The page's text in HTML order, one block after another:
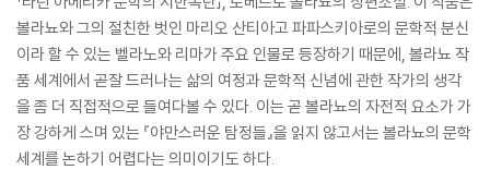
볼라뇨와 그의 절친한 벗인 마리오 산티아고 파파스키아로의 문학적 분신
이라 할 수 있는 벨라노와 리마가 주요 인물로 등장하기 때문에, 볼라뇨 작
품 세계에서 곧잘 드러나는 삶의 여정과 문학적 신념에 관한 작가의 생각
을 좀 더 직접적으로 들여다볼 수 있다. 이는 곧 볼라뇨의 자전적 요소가 가
장 강하게 스며 있는 『야만스러운 탐정들』을 읽지 않고서는 볼라뇨의 문학
세계를 논하기 어렵다는 의미이기도 하다.